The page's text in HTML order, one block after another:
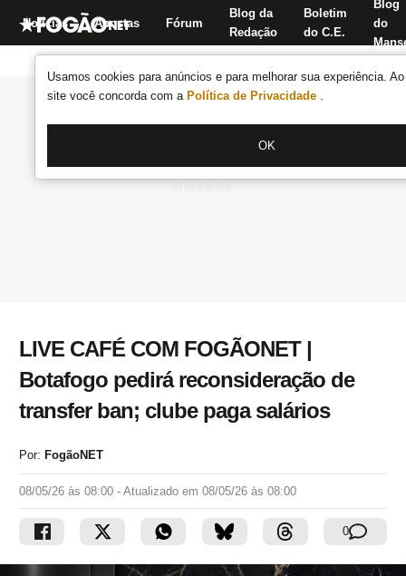
Usamos cookies para anúncios e para melhorar sua experiência.
site você concorda com a Política de Privacidade .
OK
Notícias Apostas Fórum
Blog da
Redação
Boletim
do C.E.
Blog
do
LIVE CAFÉ COM FOGÃONET |
Botafogo pedirá reconsideração de
transfer ban; clube paga salários
Por: FogãoNET
08/05/26 às 08:00 - Atualizado em 08/05/26 às 08:00
0